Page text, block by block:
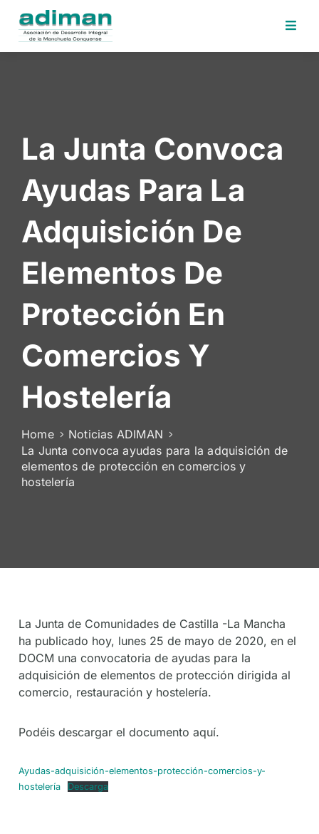
Desafios
Electrónica
Contratante
Noticias
Contacto
Area
Socios
La Junta Convoca
Ayudas Para La
Adquisición De
Elementos De
Protección En
Comercios Y
Hostelería
Home
Noticias ADIMAN
La Junta convoca ayudas para la adquisición de
elementos de protección en comercios y
hostelería
La Junta de Comunidades de Castilla -La Mancha
ha publicado hoy, lunes 25 de mayo de 2020, en el
DOCM una convocatoria de ayudas para la
adquisición de elementos de protección dirigida al
comercio, restauración y hostelería.
Podéis descargar el documento aquí.
Ayudas-adquisición-elementos-protección-comercios-y-
hostelería
Descarga